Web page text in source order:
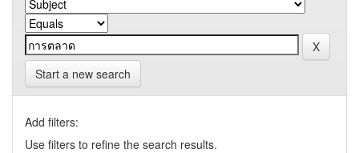
Start a new search
Add filters:
Use filters to refine the search results.